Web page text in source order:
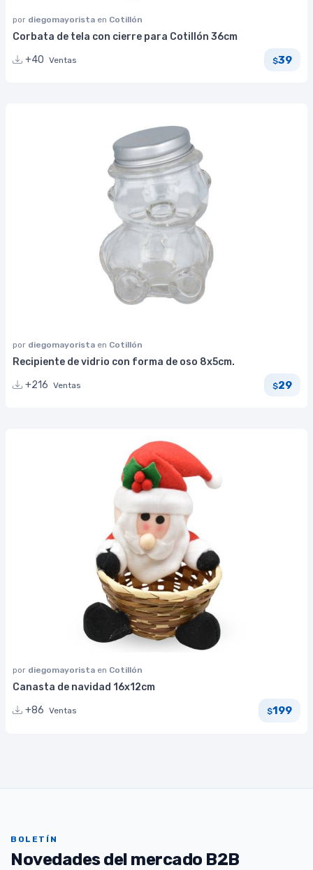
por diegomayorista en Cotillón
Corbata de tela con cierre para Cotillón 36cm
+40 Ventas $39
por diegomayorista en Cotillón
Recipiente de vidrio con forma de oso 8x5cm.
+216 Ventas $29
por diegomayorista en Cotillón
Canasta de navidad 16x12cm
+86 Ventas $199
BOLETÍN
Novedades del mercado B2B